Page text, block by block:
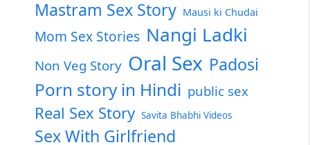
Mastram Sex Story Mausi ki Chudai
Mom Sex Stories Nangi Ladki
Non Veg Story Oral Sex Padosi
Porn story in Hindi public sex
Real Sex Story Savita Bhabhi Videos
Sex With Girlfriend